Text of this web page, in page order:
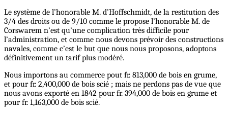
Le système de l’honorable M. d’Hoffschmidt, de la restitution des
3/4 des droits ou de 9/10 comme le propose l’honorable M. de
Corswarem n’est qu’une complication très difficile pour
l’administration, et comme nous devons prévoir des constructions
navales, comme c’est le but que nous nous proposons, adoptons
définitivement un tarif plus modéré.
Nous importons au commerce pout fr. 813,000 de bois en grume,
et pour fr. 2,400,000 de bois scié ; mais ne perdons pas de vue que
nous avons exporté en 1842 pour fr. 394,000 de bois en grume et
pour fr. 1,163,000 de bois scié.